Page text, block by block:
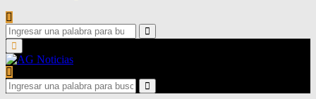
Search
for:
Search
Primary
Menu
Search
for:
Search